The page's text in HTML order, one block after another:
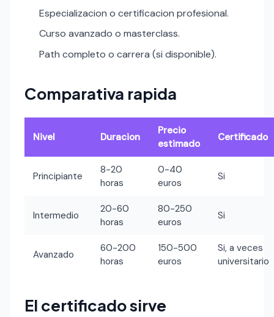
Especializacion o certificacion profesional.
Curso avanzado o masterclass.
Path completo o carrera (si disponible).
Comparativa rapida
Nivel Duracion
Precio
estimado
Certificado
Principiante
8-20
horas
0-40
euros
Si
Intermedio
20-60
horas
80-250
euros
Si
Avanzado
60-200
horas
150-500
euros
Si, a veces
universitario
El certificado sirve